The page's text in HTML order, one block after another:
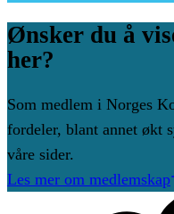
Ønsker du å
her?
Som medlem i Norges
fordeler, blant annet økt
våre sider.
Les mer om medlemskap